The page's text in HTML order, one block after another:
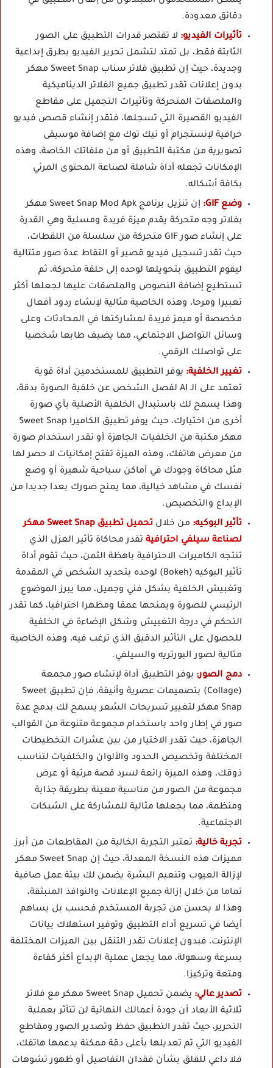
دقائق معدودة.
تأثيرات الفيديو: لا تقتصر قدرات التطبيق على الصور
الثابتة فقط، بل تمتد لتشمل تحرير الفيديو بطرق إبداعية
وجديدة، حيث إن تطبيق فلاتر سناب Sweet Snap مهكر
بدون إعلانات تقدر تطبيق جميع الفلاتر الديناميكية
والملصقات المتحركة وتأثيرات التجميل على مقاطع
الفيديو القصيرة التي تسجلها، فتقدر إنشاء قصص فيديو
خرافية لإنستجرام أو تيك توك مع إضافة موسيقى
تصويرية من مكتبة التطبيق أو من ملفاتك الخاصة، وهذه
الإمكانات تجعله أداة شاملة لصناعة المحتوى المرئي
بكافة أشكاله.
وضع GIF:
إن تنزيل برنامج Sweet Snap Mod Apk مهكر
بفلاتر وجه متحركة يقدم ميزة فريدة ومسلية وهي القدرة
على إنشاء صور GIF متحركة من سلسلة من اللقطات،
حيث تقدر تسجيل فيديو قصير أو التقاط عدة صور متتالية
ليقوم التطبيق بتحويلها لوحده إلى حلقة متحركة، ثم
تستطيع إضافة النصوص والملصقات عليها لجعلها أكثر
تعبيرا ومرحا، وهذه الخاصية مثالية لإنشاء ردود أفعال
مخصصة أو ميمز فريدة لمشاركتها في المحادثات وعلى
وسائل التواصل الاجتماعي، مما يضيف طابعا شخصيا
على تواصلك الرقمي.
تغيير الخلفية: يوفر التطبيق للمستخدمين أداة قوية
تعتمد على الـ AI لفصل الشخص عن خلفية الصورة بدقة،
وهذا يسمح لك باستبدال الخلفية الأصلية بأي صورة
أخرى من اختيارك، حيث يوفر تطبيق الكاميرا Sweet Snap
مهكر مكتبة من الخلفيات الجاهزة أو تقدر استخدام صورة
من معرض هاتفك، وهذه الميزة تفتح إمكانيات لا حصر لها
مثل محاكاة وجودك في أماكن سياحية شهيرة أو وضع
نفسك في مشاهد خيالية، مما يمنح صورك بعدا جديدا من
الإبداع والتخصيص.
تأثير البوكيه: من خلال
تحميل تطبيق Sweet Snap مهكر
لصناعة سيلفي احترافية تقدر محاكاة تأثير العزل الذي
تنتجه الكاميرات الاحترافية باهظة الثمن، حيث تقوم أداة
تأثير البوكيه (Bokeh) لوحده بتحديد الشخص في المقدمة
وتغبيش الخلفية بشكل فني وجميل، مما يبرز الموضوع
الرئيسي للصورة ويمنحها عمقا ومظهرا احترافيا، كما تقدر
التحكم في درجة التغبيش وشكل الإضاءة في الخلفية
للحصول على التأثير الدقيق الذي ترغب فيه، وهذه الخاصية
مثالية لصور البورتريه والسيلفي.
دمج الصور: يوفر التطبيق أداة لإنشاء صور مجمعة
(Collage) بتصميمات عصرية وأنيقة، فإن تطبيق Sweet
Snap مهكر لتغيير تسريحات الشعر يسمح لك بدمج عدة
صور في إطار واحد باستخدام مجموعة متنوعة من القوالب
الجاهزة، حيث تقدر الاختيار من بين عشرات التخطيطات
المختلفة وتخصيص الحدود والألوان والخلفيات لتناسب
ذوقك، وهذه الميزة رائعة لسرد قصة مرئية أو عرض
مجموعة من الصور من مناسبة معينة بطريقة جذابة
ومنظمة، مما يجعلها مثالية للمشاركة على الشبكات
الاجتماعية.
تجربة خالية: تعتبر التجربة الخالية من المقاطعات من أبرز
مميزات هذه النسخة المعدلة، حيث إن Sweet Snap مهكر
لإزالة العيوب وتنعيم البشرة يضمن لك بيئة عمل صافية
تماما من خلال إزالة جميع الإعلانات والنوافذ المنبثقة،
وهذا لا يحسن من تجربة المستخدم فحسب بل يساهم
أيضا في تسريع أداء التطبيق وتوفير استهلاك بيانات
الإنترنت، فبدون إعلانات تقدر التنقل بين الميزات المختلفة
بسرعة وسهولة، مما يجعل عملية الإبداع أكثر كفاءة
ومتعة وتركيزا.
تصدير عالي:
يضمن تحميل Sweet Snap مهكر مع فلاتر
ثلاثية الأبعاد أن جودة أعمالك النهائية لن تتأثر بعملية
التحرير، حيث تقدر التطبيق حفظ وتصدير الصور ومقاطع
الفيديو التي تم تعديلها بأعلى دقة ممكنة يدعمها هاتفك،
فلا داعي للقلق بشأن فقدان التفاصيل أو ظهور تشوهات